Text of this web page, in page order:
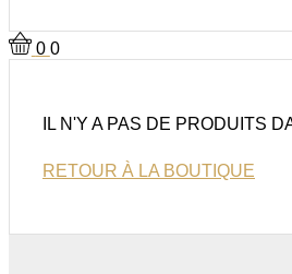
0 0
IL N'Y A PAS DE PRODUITS
RETOUR À LA BOUTIQUE